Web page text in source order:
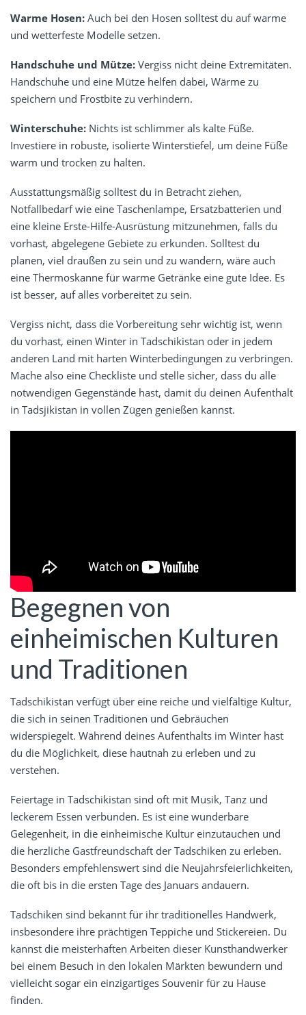
Warme Hosen: Auch bei den Hosen solltest du auf warme
und wetterfeste Modelle setzen.
Handschuhe und Mütze: Vergiss nicht deine Extremitäten.
Handschuhe und eine Mütze helfen dabei, Wärme zu
speichern und Frostbite zu verhindern.
Winterschuhe: Nichts ist schlimmer als kalte Füße.
Investiere in robuste, isolierte Winterstiefel, um deine Füße
warm und trocken zu halten.
Ausstattungsmäßig solltest du in Betracht ziehen,
Notfallbedarf wie eine Taschenlampe, Ersatzbatterien und
eine kleine Erste-Hilfe-Ausrüstung mitzunehmen, falls du
vorhast, abgelegene Gebiete zu erkunden. Solltest du
planen, viel draußen zu sein und zu wandern, wäre auch
eine Thermoskanne für warme Getränke eine gute Idee. Es
ist besser, auf alles vorbereitet zu sein.
Vergiss nicht, dass die Vorbereitung sehr wichtig ist, wenn
du vorhast, einen Winter in Tadschikistan oder in jedem
anderen Land mit harten Winterbedingungen zu verbringen.
Mache also eine Checkliste und stelle sicher, dass du alle
notwendigen Gegenstände hast, damit du deinen Aufenthalt
in Tadsjikistan in vollen Zügen genießen kannst.
Begegnen von
einheimischen Kulturen
und Traditionen
Tadschikistan verfügt über eine reiche und vielfältige Kultur,
die sich in seinen Traditionen und Gebräuchen
widerspiegelt. Während deines Aufenthalts im Winter hast
du die Möglichkeit, diese hautnah zu erleben und zu
verstehen.
Feiertage in Tadschikistan sind oft mit Musik, Tanz und
leckerem Essen verbunden. Es ist eine wunderbare
Gelegenheit, in die einheimische Kultur einzutauchen und
die herzliche Gastfreundschaft der Tadschiken zu erleben.
Besonders empfehlenswert sind die Neujahrsfeierlichkeiten,
die oft bis in die ersten Tage des Januars andauern.
Tadschiken sind bekannt für ihr traditionelles Handwerk,
insbesondere ihre prächtigen Teppiche und Stickereien. Du
kannst die meisterhaften Arbeiten dieser Kunsthandwerker
bei einem Besuch in den lokalen Märkten bewundern und
vielleicht sogar ein einzigartiges Souvenir für zu Hause
finden.